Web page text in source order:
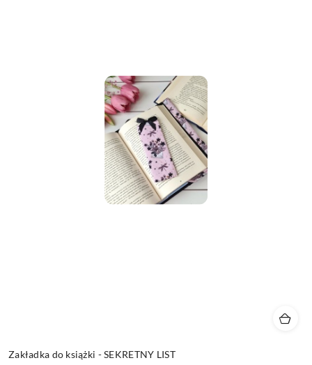
Zakładka do książki - SEKRETNY LIST